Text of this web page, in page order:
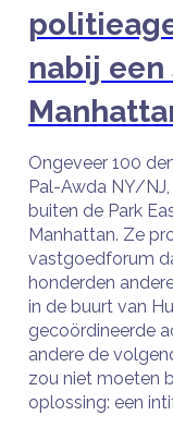
nabij een
Ongeveer 100
Pal-Awda NY/
buiten de Park
Manhattan. Ze
vastgoedforum
honderden
in de buurt van
gecoördineerde
andere de
zou niet moeten
oplossing: een